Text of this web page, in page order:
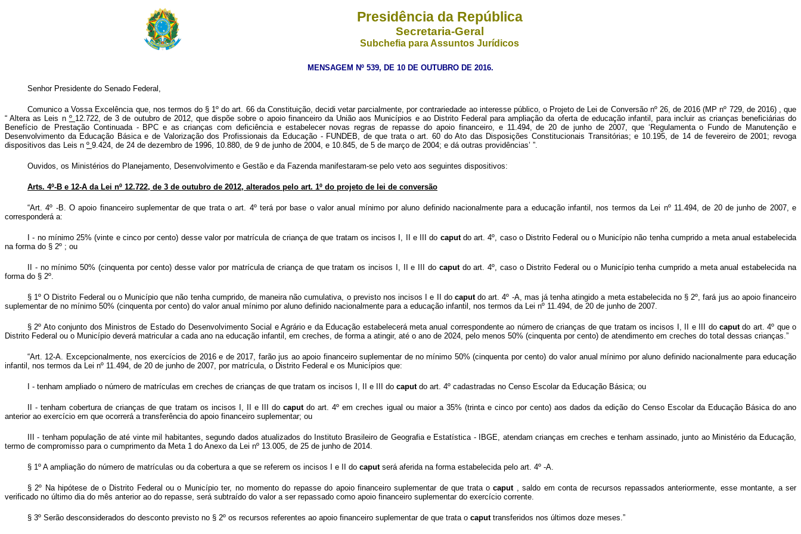
Presidência da República
Secretaria-Geral
Subchefia para Assuntos Jurídicos
MENSAGEM Nº 539, DE 10 DE OUTUBRO DE 2016.
Senhor Presidente do Senado Federal,
Comunico a Vossa Excelência que, nos termos do § 1º do art. 66 da Constituição, decidi vetar parcialmente, por contrariedade ao interesse público, o Projeto de Lei de Conversão nº 26, de 2016 (MP nº 729, de 2016) , que
“Altera as Leis n º 12.722, de 3 de outubro de 2012, que dispõe sobre o apoio financeiro da União aos Municípios e ao Distrito Federal para ampliação da oferta de educação infantil, para incluir as crianças beneficiárias do
Benefício de Prestação Continuada - BPC e as crianças com deficiência e estabelecer novas regras de repasse do apoio financeiro, e 11.494, de 20 de junho de 2007, que ‘Regulamenta o Fundo de Manutenção e
Desenvolvimento da Educação Básica e de Valorização dos Profissionais da Educação - FUNDEB, de que trata o art. 60 do Ato das Disposições Constitucionais Transitórias; e 10.195, de 14 de fevereiro de 2001; revoga
dispositivos das Leis n º 9.424, de 24 de dezembro de 1996, 10.880, de 9 de junho de 2004, e 10.845, de 5 de março de 2004; e dá outras providências’ ”.
Ouvidos, os Ministérios do Planejamento, Desenvolvimento e Gestão e da Fazenda manifestaram-se pelo veto aos seguintes dispositivos:
Arts. 4º-B e 12-A da Lei nº 12.722, de 3 de outubro de 2012, alterados pelo art. 1º do projeto de lei de conversão
“Art. 4º -B. O apoio financeiro suplementar de que trata o art. 4º terá por base o valor anual mínimo por aluno definido nacionalmente para a educação infantil, nos termos da Lei nº 11.494, de 20 de junho de 2007, e
corresponderá a:
I - no mínimo 25% (vinte e cinco por cento) desse valor por matrícula de criança de que tratam os incisos I, II e III do caput do art. 4º, caso o Distrito Federal ou o Município não tenha cumprido a meta anual estabelecida
na forma do § 2º ; ou
II - no mínimo 50% (cinquenta por cento) desse valor por matrícula de criança de que tratam os incisos I, II e III do caput do art. 4º, caso o Distrito Federal ou o Município tenha cumprido a meta anual estabelecida na
forma do § 2º.
§ 1º O Distrito Federal ou o Município que não tenha cumprido, de maneira não cumulativa, o previsto nos incisos I e II do caputdo art. 4º -A, mas já tenha atingido a meta estabelecida no § 2º, fará jus ao apoio financeiro
suplementar de no mínimo 50% (cinquenta por cento) do valor anual mínimo por aluno definido nacionalmente para a educação infantil, nos termos da Lei nº 11.494, de 20 de junho de 2007.
§ 2º Ato conjunto dos Ministros de Estado do Desenvolvimento Social e Agrário e da Educação estabelecerá meta anual correspondente ao número de crianças de que tratam os incisos I, II e III do caputdo art. 4º que o
Distrito Federal ou o Município deverá matricular a cada ano na educação infantil, em creches, de forma a atingir, até o ano de 2024, pelo menos 50% (cinquenta por cento) de atendimento em creches do total dessas crianças.”
“Art. 12-A. Excepcionalmente, nos exercícios de 2016 e de 2017, farão jus ao apoio financeiro suplementar de no mínimo 50% (cinquenta por cento) do valor anual mínimo por aluno definido nacionalmente para educação
infantil, nos termos da Lei nº 11.494, de 20 de junho de 2007, por matrícula, o Distrito Federal e os Municípios que:
I - tenham ampliado o número de matrículas em creches de crianças de que tratam os incisos I, II e III do caput do art. 4º cadastradas no Censo Escolar da Educação Básica; ou
II - tenham cobertura de crianças de que tratam os incisos I, II e III docaputdo art. 4º em creches igual ou maior a 35% (trinta e cinco por cento) aos dados da edição do Censo Escolar da Educação Básica do ano
anterior ao exercício em que ocorrerá a transferência do apoio financeiro suplementar; ou
III - tenham população de até vinte mil habitantes, segundo dados atualizados do Instituto Brasileiro de Geografia e Estatística - IBGE, atendam crianças em creches e tenham assinado, junto ao Ministério da Educação,
termo de compromisso para o cumprimento da Meta 1 do Anexo da Lei nº 13.005, de 25 de junho de 2014.
§ 1º A ampliação do número de matrículas ou da cobertura a que se referem os incisos I e II do caput será aferida na forma estabelecida pelo art. 4º -A.
§ 2º Na hipótese de o Distrito Federal ou o Município ter, no momento do repasse do apoio financeiro suplementar de que trata ocaput , saldo em conta de recursos repassados anteriormente, esse montante, a ser
verificado no último dia do mês anterior ao do repasse, será subtraído do valor a ser repassado como apoio financeiro suplementar do exercício corrente.
§ 3º Serão desconsiderados do desconto previsto no § 2º os recursos referentes ao apoio financeiro suplementar de que trata o caput transferidos nos últimos doze meses.”